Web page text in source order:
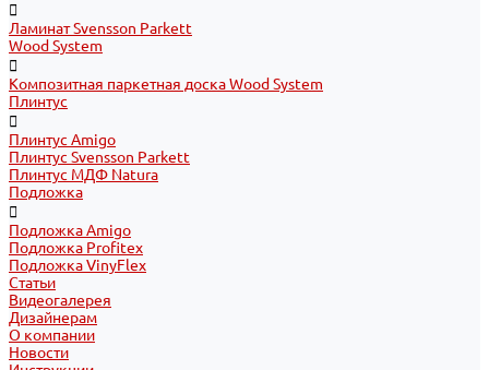
Ламинат Svensson Parkett
Wood System
Композитная паркетная доска Wood System
Плинтус
Плинтус Amigo
Плинтус Svensson Parkett
Плинтус МДФ Natura
Подложка
Подложка Amigo
Подложка Profitex
Подложка VinyFlex
Статьи
Видеогалерея
Дизайнерам
О компании
Новости